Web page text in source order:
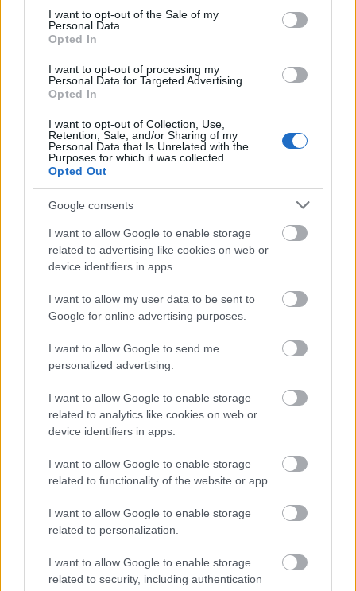
consent section.
I want to opt-out of the Sale of my
Personal Data.
Opted In
I want to opt-out of processing my
Personal Data for Targeted Advertising.
Opted In
I want to opt-out of Collection, Use,
Retention, Sale, and/or Sharing of my
Personal Data that Is Unrelated with the
Purposes for which it was collected.
Opted Out
Google consents
I want to allow Google to enable storage
related to advertising like cookies on web or
device identifiers in apps.
I want to allow my user data to be sent to
Google for online advertising purposes.
I want to allow Google to send me
personalized advertising.
I want to allow Google to enable storage
related to analytics like cookies on web or
device identifiers in apps.
I want to allow Google to enable storage
related to functionality of the website or app.
I want to allow Google to enable storage
related to personalization.
I want to allow Google to enable storage
related to security, including authentication
Αριθμός Κινητού Τηλεφώνου
Διεύθυνση Ηλεκτρονικού Ταχυδρομείου
Προορισμός
Φάσεις Προγράμματος
Με τηναποθήκευση της αίτησης, ο χρήστης
λαμβάνει στο κινητό του ένα SMS με έναν μοναδικό
τηλεφώνου.
Πώς θα κάνετε αίτηση μέσω ΚΕΠ
δικαιούχοιέχουν, επίσης, τηδυνατότητανα
υποβάλλει αίτηση και σταΚέντρα Εξυπηρέτησης
Πολιτών (ΚΕΠ), με τοναρμόδιο υπάλληλο ΚΕΠ
καταχωρίζει τα στοιχεία επικοινωνίας του
δικαιούχου και ειδικότερα τη διεύθυνση
ηλεκτρονικού ταχυδρομείου και τον αριθμό του
κινητού τηλεφώνου, ο οποίος αριθμός κινητού